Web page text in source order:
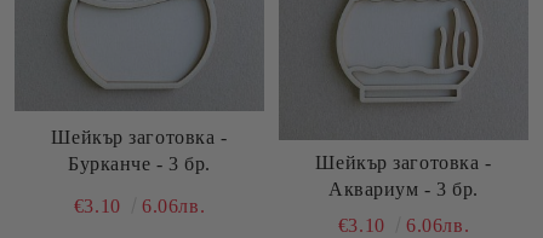
Шейкър заготовка -
Бурканче - 3 бр.
€3.10 6.06лв.
Шейкър заготовка -
Аквариум - 3 бр.
€3.10
6.06лв.